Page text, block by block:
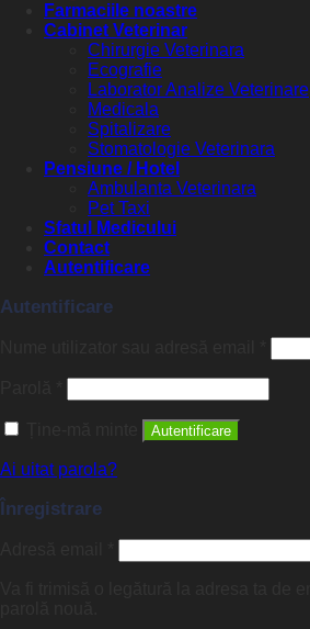
Farmaciile noastre
Cabinet Veterinar
Chirurgie Veterinara
Ecografie
Laborator Analize Veterinare
Medicala
Spitalizare
Stomatologie Veterinara
Pensiune / Hotel
Ambulanta Veterinara
Pet Taxi
Sfatul Medicului
Contact
Autentificare
Autentificare
Autentificare
Ai uitat parola?
Înregistrare